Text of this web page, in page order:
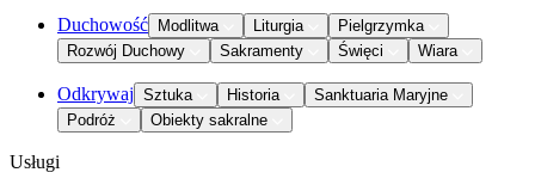
Duchowość Modlitwa Liturgia
Pielgrzymka
Rozwój Duchowy
Sakramenty Święci Wiara
Odkrywaj Sztuka Historia
Sanktuaria Maryjne
Podróż
Obiekty sakralne
Usługi